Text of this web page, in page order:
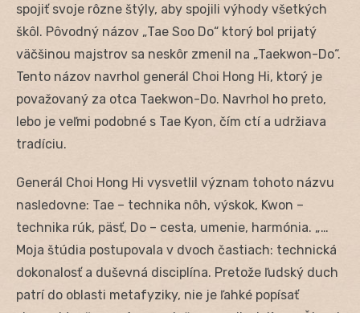
spojiť svoje rôzne štýly, aby spojili výhody všetkých
škôl. Pôvodný názov „Tae Soo Do“ ktorý bol prijatý
väčšinou majstrov sa neskôr zmenil na „Taekwon-Do“.
Tento názov navrhol generál Choi Hong Hi, ktorý je
považovaný za otca Taekwon-Do. Navrhol ho preto,
lebo je veľmi podobné s Tae Kyon, čím ctí a udržiava
tradíciu.
Generál Choi Hong Hi vysvetlil význam tohoto názvu
nasledovne: Tae – technika nôh, výskok, Kwon –
technika rúk, päsť, Do – cesta, umenie, harmónia. „…
Moja štúdia postupovala v dvoch častiach: technická
dokonalosť a duševná disciplína. Pretože ľudský duch
patrí do oblasti metafyziky, nie je ľahké popísať